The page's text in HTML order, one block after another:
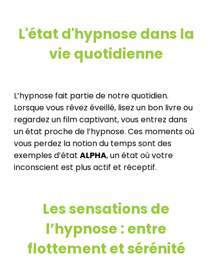
L'état d'hypnose dans la
vie quotidienne
L’hypnose fait partie de notre quotidien.
Lorsque vous rêvez éveillé, lisez un bon livre ou
regardez un film captivant, vous entrez dans
un état proche de l’hypnose. Ces moments où
vous perdez la notion du temps sont des
exemples d’état ALPHA, un état où votre
inconscient est plus actif et réceptif.
Les sensations de
l’hypnose : entre
flottement et sérénité